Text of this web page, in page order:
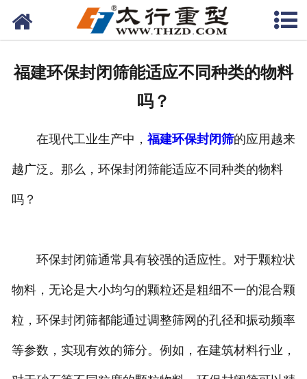
网站首页
福建环保封闭筛能适应不同种类的物料
吗？
在现代工业生产中， 福建环保封闭筛的应用越来
越广泛。那么，环保封闭筛能适应不同种类的物料
吗？
环保封闭筛通常具有较强的适应性。对于颗粒状
物料，无论是大小均匀的颗粒还是粗细不一的混合颗
粒，环保封闭筛都能通过调整筛网的孔径和振动频率
等参数，实现有效的筛分。例如，在建筑材料行业，